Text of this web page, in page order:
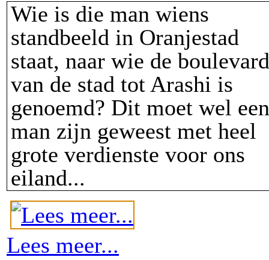
Wie is die man wiens
standbeeld in Oranjestad
staat, naar wie de boulevard
van de stad tot Arashi is
genoemd? Dit moet wel een
man zijn geweest met heel
grote verdienste voor ons
eiland...
Lees meer...